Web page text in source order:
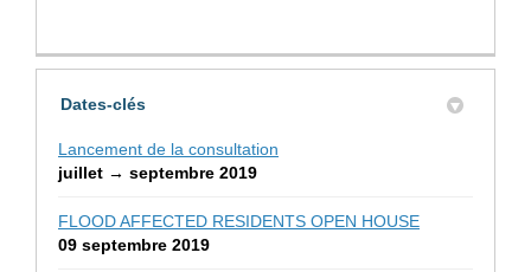
Dates-clés
Lancement de la consultation
juillet → septembre 2019
FLOOD AFFECTED RESIDENTS OPEN HOUSE
09 septembre 2019